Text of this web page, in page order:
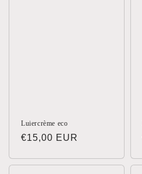
Luiercrème eco
Normale
€15,00 EUR